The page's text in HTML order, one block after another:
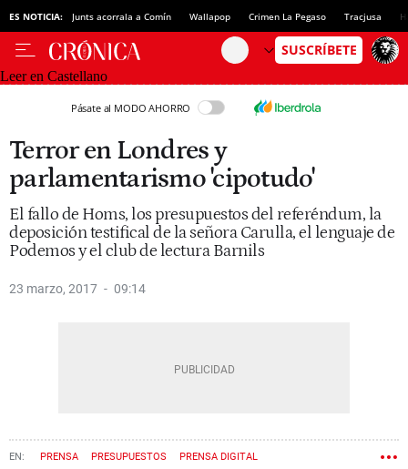
ES NOTICIA: Junts acorrala a Comín Wallapop Crimen La Pegaso Tracjusa
Leer en Castellano
Pásate al MODO AHORRO
Terror en Londres y
parlamentarismo 'cipotudo'
El fallo de Homs, los presupuestos del referéndum, la
deposición testifical de la señora Carulla, el lenguaje de
Podemos y el club de lectura Barnils
23 marzo, 2017 09:14
PRENSA PRESUPUESTOS PRENSA DIGITAL